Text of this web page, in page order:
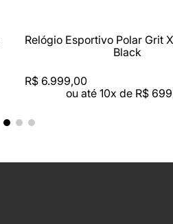
Relógio Esportivo Polar Grit
Black
R$ 6.999,00
ou até 10x de R$ 699